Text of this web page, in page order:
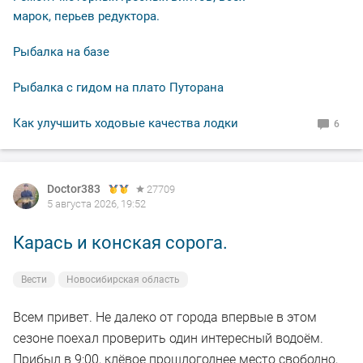
не было.
В общем свободное "окно" закрыл рыбалкой, чему и
рад.
По уровню воды всё путём, особых спадов и скачков
Рыбакам, НХНЧ и рыбацких дней!
марок, перьев редуктора.
Рыбалка на базе
Рыбалка с гидом на плато Путорана
Как улучшить ходовые качества лодки 6
Doctor383
27709
5 августа 2026, 19:52
Карась и конская сорога.
Вести Новосибирская область
Всем привет. Не далеко от города впервые в этом
сезоне поехал проверить один интересный водоём.
Прибыл в 9:00, клёвое прошлогоднее место свободно,